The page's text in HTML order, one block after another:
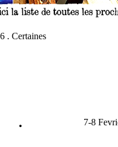
. Certaines
. 7-8